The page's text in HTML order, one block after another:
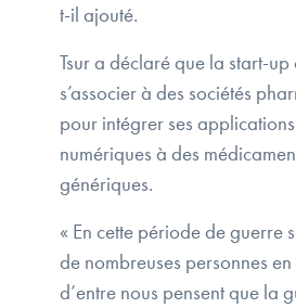
t-il ajouté.
Tsur a déclaré que la start-
s’associer à des sociétés
pour intégrer ses
numériques à des
génériques.
« En cette période de guerre
de nombreuses personnes
d’entre nous pensent que la